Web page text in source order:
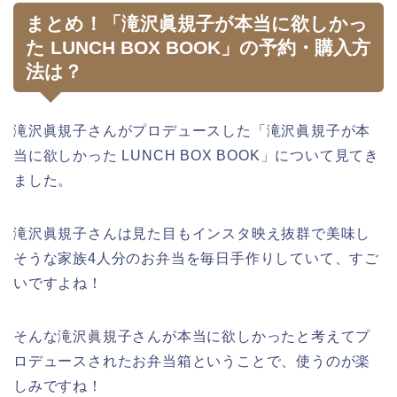
まとめ！「滝沢眞規子が本当に欲しかっ
た LUNCH BOX BOOK」の予約・購入方
法は？
滝沢眞規子さんがプロデュースした「滝沢眞規子が本
当に欲しかった LUNCH BOX BOOK」について見てき
ました。
滝沢眞規子さんは見た目もインスタ映え抜群で美味し
そうな家族4人分のお弁当を毎日手作りしていて、すご
いですよね！
そんな滝沢眞規子さんが本当に欲しかったと考えてプ
ロデュースされたお弁当箱ということで、使うのが楽
しみですね！